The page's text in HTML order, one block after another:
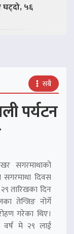
घट्दो, ५६
सबै
पर्यटन
सगरमाथाको
दिवस
तारिखका दिन
तेन्जिङ नोर्गे
गरेका थिए।
वर्ष मे २९ लाई